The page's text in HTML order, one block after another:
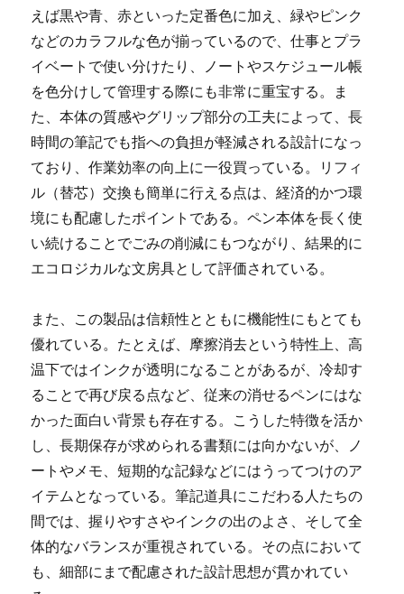
えば黒や青、赤といった定番色に加え、緑やピンク
などのカラフルな色が揃っているので、仕事とプラ
イベートで使い分けたり、ノートやスケジュール帳
を色分けして管理する際にも非常に重宝する。ま
た、本体の質感やグリップ部分の工夫によって、長
時間の筆記でも指への負担が軽減される設計になっ
ており、作業効率の向上に一役買っている。リフィ
ル（替芯）交換も簡単に行える点は、経済的かつ環
境にも配慮したポイントである。ペン本体を長く使
い続けることでごみの削減にもつながり、結果的に
エコロジカルな文房具として評価されている。
また、この製品は信頼性とともに機能性にもとても
優れている。たとえば、摩擦消去という特性上、高
温下ではインクが透明になることがあるが、冷却す
ることで再び戻る点など、従来の消せるペンにはな
かった面白い背景も存在する。こうした特徴を活か
し、長期保存が求められる書類には向かないが、ノ
ートやメモ、短期的な記録などにはうってつけのア
イテムとなっている。筆記道具にこだわる人たちの
間では、握りやすさやインクの出のよさ、そして全
体的なバランスが重視されている。その点において
も、細部にまで配慮された設計思想が貫かれてい